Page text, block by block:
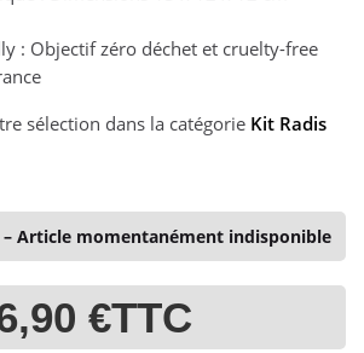
: Objectif zéro déchet et cruelty-free
sélection dans la catégorie Kit Radis
Article momentanément indisponible
€TTC